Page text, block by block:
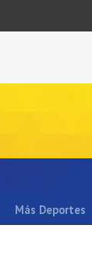
Más Deportes